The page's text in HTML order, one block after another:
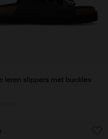
leren slippers met buckles